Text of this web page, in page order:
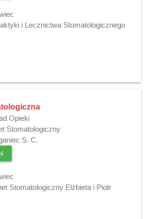
i Lecznictwa Stomatologicznego
Opieki
Stomatologiczny
S. C.
Stomatologiczny Elżbieta i Piotr